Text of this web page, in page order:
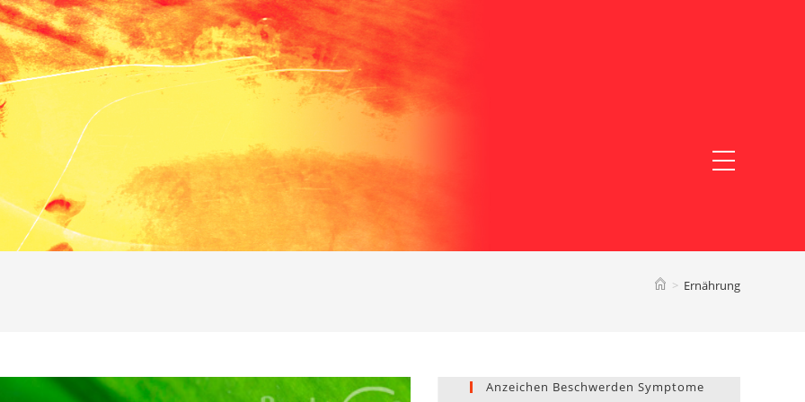
Website-
Menü
> Ernährung
Anzeichen Beschwerden Symptome